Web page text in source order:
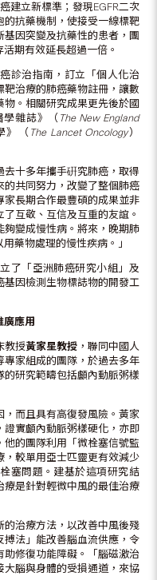
建立新標準；發現EGFR二次
抗藥機制，使接受一線標靶
因突變及抗藥性的患者，團
期有效延長超過一倍。
診治指南，訂立「個人化治
治療的肺癌藥物註冊，讓數
。相關研究成果更先後於國
學雜誌》（ The New England
》（ The Lancet Oncology）
十多年攜手硏究肺癌，取得
共同努力，改變了整個肺癌
長期合作最豐碩的成果並非
互敬、互信及互重的友誼。
變成慢性病。將來，晚期肺
藥物處理的慢性疾病。」
了「亞洲肺癌研究小組」及
基因檢測生物標誌物的開發工
廣應用
教授黃家星教授，聯同中國人
家組成的團隊，於過去多年
研究範疇包括顱內動脈粥樣
而且具有高復發風險。黃家
實顱內動脈粥樣硬化，亦即
他的團隊利用「微栓塞信號監
較單用亞士匹靈更有效減少
塞問題。建基於這項研究結
是針對輕微中風的最佳治療
治療方法，以改善中風後殘
法」能改善腦血流供應，令
修復功能障礙。「腦磁激治
腦與身體的受損通道，來協